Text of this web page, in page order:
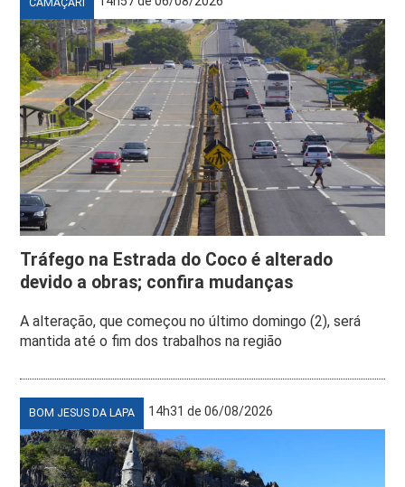
CAMAÇARI
Tráfego na Estrada do Coco é alterado
devido a obras; confira mudanças
A alteração, que começou no último domingo (2), será
mantida até o fim dos trabalhos na região
BOM JESUS DA LAPA 14h31 de 06/08/2026